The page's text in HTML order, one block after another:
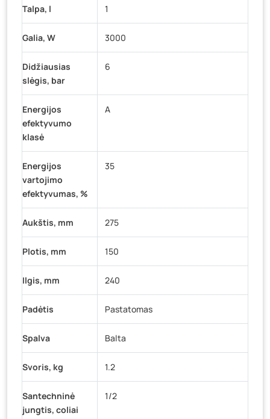
Talpa, l 1
Galia, W 3000
Didžiausias
slėgis, bar
6
Energijos
efektyvumo
klasė
A
Energijos
vartojimo
efektyvumas, %
35
Aukštis, mm 275
Plotis, mm 150
Ilgis, mm 240
Padėtis Pastatomas
Spalva Balta
Svoris, kg 1.2
Santechninė
jungtis, coliai
1/2